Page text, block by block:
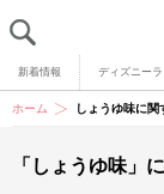
新着情報 ディズニーラ
ホーム しょうゆ味に関
「しょうゆ味」